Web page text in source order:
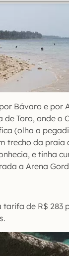
Bávaro e por
de Toro, onde o
(olha a
trecho da praia
e tinha
a Arena
tarifa de R$ 283